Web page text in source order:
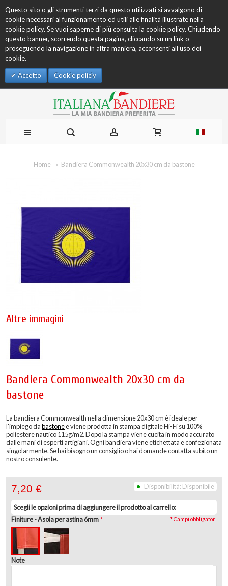
Questo sito o gli strumenti terzi da questo utilizzati si avvalgono di
cookie necessari al funzionamento ed utili alle finalità illustrate nella
cookie policy. Se vuoi saperne di più consulta la cookie policy. Chiudendo
questo banner, scorrendo questa pagina, cliccando su un link o
proseguendo la navigazione in altra maniera, acconsenti all’uso dei
cookie.
Accetto Cookie policiy
Home Bandiera Commonwealth 20x30 cm da bastone
Altre immagini
Bandiera Commonwealth 20x30 cm da
bastone
La bandiera Commonwealth nella dimensione 20x30 cm è ideale per
l'impiego dabastonee viene prodotta in stampa digitale Hi-Fi su 100%
poliestere nautico 115g/m2. Dopo la stampa viene cucita in modo accurato
dalle mani di esperti artigiani. Ogni bandiera viene etichettata e confezionata
singolarmente. Se hai bisogno un consiglio o hai domande contatta subito un
nostro consulente.
Disponibilità: Disponibile
7,20 €
Scegli le opzioni prima di aggiungere il prodotto al carrello:
Finiture- Asola per astina 6mm
Note
* Campi obbligatori